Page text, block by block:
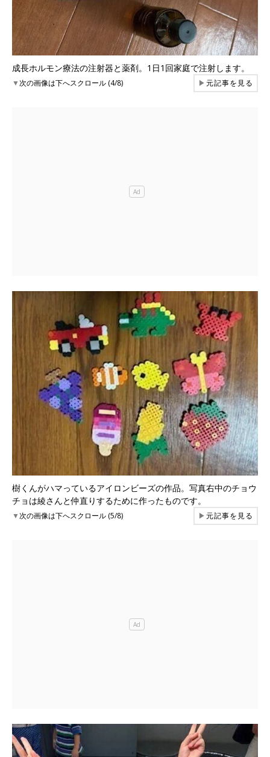
成長ホルモン療法の注射器と薬剤。1日1回家庭で注射します。
▼次の画像は下へスクロール (4/8) ▶元記事を見る
樹くんがハマっているアイロンビーズの作品。写真右中のチョウ
チョは綾さんと仲直りするために作ったものです。
▼次の画像は下へスクロール (5/8) ▶元記事を見る